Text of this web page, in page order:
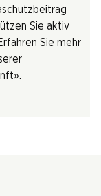
Sie aktiv
Sie mehr